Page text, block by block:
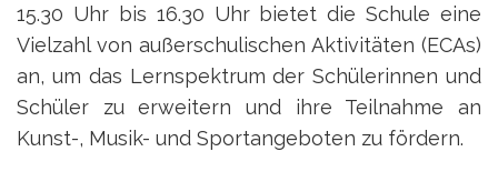
15.30 Uhr bis 16.30 Uhr bietet die Schule eine
Vielzahl von außerschulischen Aktivitäten (ECAs)
an, um das Lernspektrum der Schülerinnen und
Schüler zu erweitern und ihre Teilnahme an
Kunst-, Musik- und Sportangeboten zu fördern.